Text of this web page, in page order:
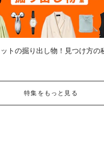
トの掘り出し物！見つけ方の
特集をもっと見る